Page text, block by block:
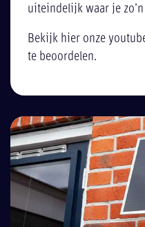
uiteindelijk waar je
Bekijk hier onze
te beoordelen.